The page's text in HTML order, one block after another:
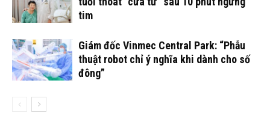
tim
Giám đốc Vinmec Central Park: “Phẫu
thuật robot chỉ ý nghĩa khi dành cho số
đông”